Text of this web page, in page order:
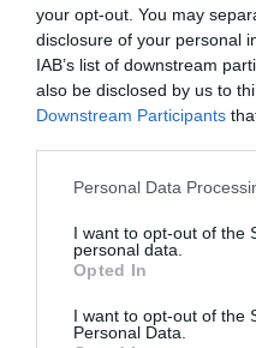
your opt-out. You may
disclosure of your personal
IAB’s list of downstream
also be disclosed by us to
Downstream Participants
Please note that this
not limited to your visit or
grant or deny consent to
use your data for below
consent section.
Personal Data
I want to opt-out of the
personal data.
Opted In
I want to opt-out of the
Personal Data.
Daryan Shamkhali/Unsplash